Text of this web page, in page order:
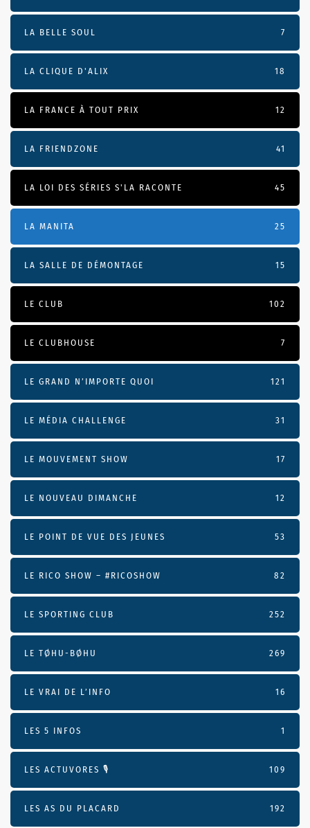
LA BELLE SOUL 7
LA CLIQUE D'ALIX 18
LA FRANCE À TOUT PRIX 12
LA FRIENDZONE 41
LA LOI DES SÉRIES S'LA RACONTE 45
LA MANITA 25
LA SALLE DE DÉMONTAGE 15
LE CLUB 102
LE CLUBHOUSE 7
LE GRAND N’IMPORTE QUOI 121
LE MÉDIA CHALLENGE 31
LE MOUVEMENT SHOW 17
LE NOUVEAU DIMANCHE 12
LE POINT DE VUE DES JEUNES 53
LE RICO SHOW – #RICOSHOW 82
LE SPORTING CLUB 252
LE TØHU-BØHU 269
LE VRAI DE L’INFO 16
LES 5 INFOS 1
LES ACTUVORES 🎙 109
LES AS DU PLACARD 192